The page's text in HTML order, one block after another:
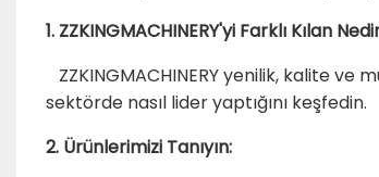
1. ZZKINGMACHINERY'yi Farklı Kılan
ZZKINGMACHINERY yenilik, kalite ve
sektörde nasıl lider yaptığını keşfedin.
2. Ürünlerimizi Tanıyın: